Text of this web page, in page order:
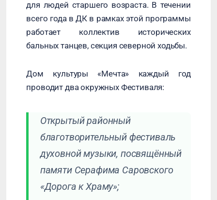
для людей старшего возраста. В течении
всего года в ДК в рамках этой программы
работает коллектив исторических
бальных танцев, секция северной ходьбы.
Дом культуры «Мечта» каждый год
проводит два окружных Фестиваля:
Открытый районный
благотворительный фестиваль
духовной музыки, посвящённый
памяти Серафима Саровского
«Дорога к Храму»;